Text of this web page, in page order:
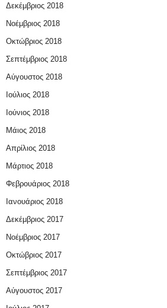
Δεκέμβριος 2018
Νοέμβριος 2018
Οκτώβριος 2018
Σεπτέμβριος 2018
Αύγουστος 2018
Ιούλιος 2018
Ιούνιος 2018
Μάιος 2018
Απρίλιος 2018
Μάρτιος 2018
Φεβρουάριος 2018
Ιανουάριος 2018
Δεκέμβριος 2017
Νοέμβριος 2017
Οκτώβριος 2017
Σεπτέμβριος 2017
Αύγουστος 2017